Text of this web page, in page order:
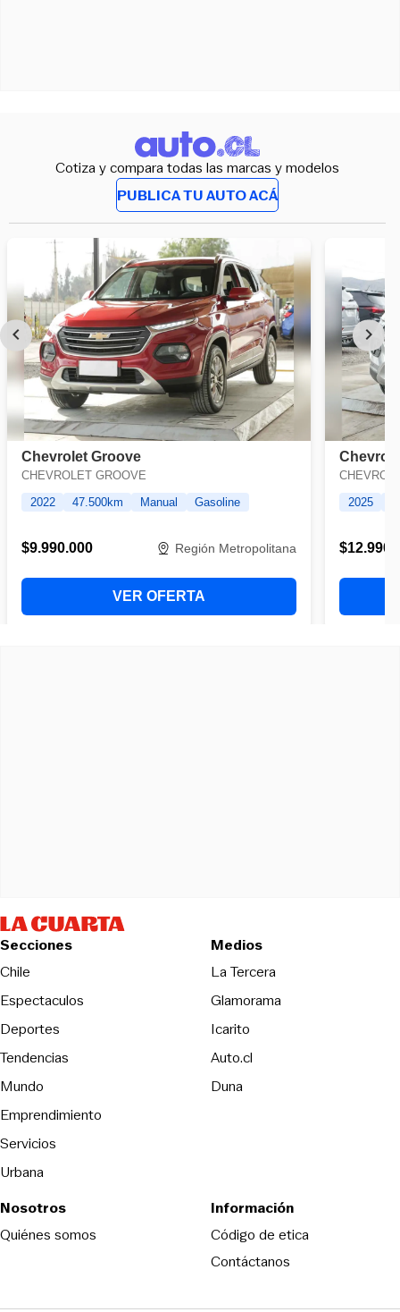
Cotiza y compara todas las marcas y modelos
PUBLICA TU AUTO ACÁ
Secciones
Chile
Espectaculos
Deportes
Tendencias
Mundo
Emprendimiento
Servicios
Urbana
Medios
La TerceraOpens in new
Glamorama
Icarito
Auto.cl
DunaOpens in new window
Nosotros
Quiénes somos
Información
Código de eticaOpens in new
Contáctanos